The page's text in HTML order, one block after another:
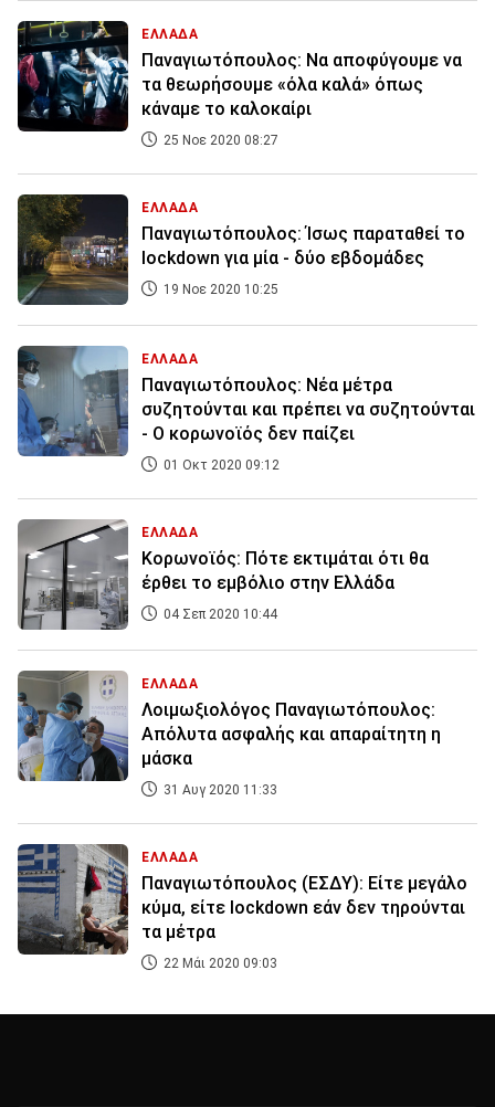
ΕΛΛΑΔΑ
Παναγιωτόπουλος: Να αποφύγουμε να
τα θεωρήσουμε «όλα καλά» όπως
κάναμε το καλοκαίρι
25 Νοε 2020 08:27
ΕΛΛΑΔΑ
Παναγιωτόπουλος: Ίσως παραταθεί το
lockdown για μία - δύο εβδομάδες
19 Νοε 2020 10:25
ΕΛΛΑΔΑ
Παναγιωτόπουλος: Νέα μέτρα
συζητούνται και πρέπει να συζητούνται
- Ο κορωνοϊός δεν παίζει
01 Οκτ 2020 09:12
ΕΛΛΑΔΑ
Κορωνοϊός: Πότε εκτιμάται ότι θα
έρθει το εμβόλιο στην Ελλάδα
04 Σεπ 2020 10:44
ΕΛΛΑΔΑ
Λοιμωξιολόγος Παναγιωτόπουλος:
Απόλυτα ασφαλής και απαραίτητη η
μάσκα
31 Αυγ 2020 11:33
ΕΛΛΑΔΑ
Παναγιωτόπουλος (ΕΣΔΥ): Είτε μεγάλο
κύμα, είτε lockdown εάν δεν τηρούνται
τα μέτρα
22 Μάι 2020 09:03